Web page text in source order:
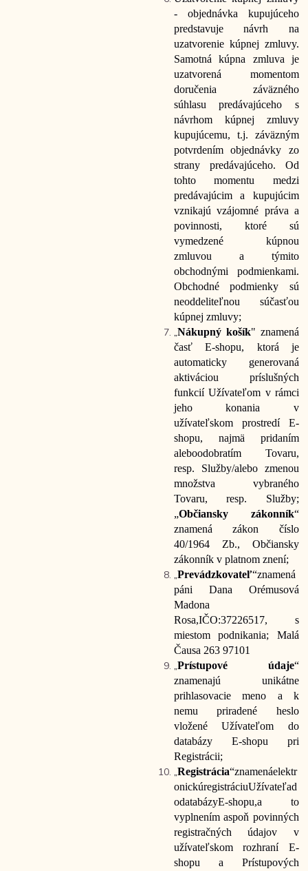
- objednávka kupujúceho
predstavuje návrh na
uzatvorenie kúpnej zmluvy.
Samotná kúpna zmluva je
uzatvorená momentom
doručenia záväzného
súhlasu predávajúceho s
návrhom kúpnej zmluvy
kupujúcemu, t.j. záväzným
potvrdením objednávky zo
strany predávajúceho. Od
tohto momentu medzi
predávajúcim a kupujúcim
vznikajú vzájomné práva a
povinnosti, ktoré sú
vymedzené kúpnou
zmluvou a týmito
obchodnými podmienkami.
Obchodné podmienky sú
neoddeliteľnou súčasťou
kúpnej zmluvy;
„Nákupný košík" znamená
časť E-shopu, ktorá je
automaticky generovaná
aktiváciou príslušných
funkcií Užívateľom v rámci
jeho konania v
užívateľskom prostredí E-
shopu, najmä pridaním
aleboodobratím Tovaru,
resp. Služby/alebo zmenou
množstva vybraného
Tovaru, resp. Služby;
„Občiansky zákonník“
znamená zákon číslo
40/1964 Zb., Občiansky
zákonník v platnom znení;
„Prevádzkovateľ“znamená
páni Dana Orémusová
Madona
Rosa,IČO:37226517, s
miestom podnikania; Malá
Čausa 263 97101
„Prístupové údaje“
znamenajú unikátne
prihlasovacie meno a k
nemu priradené heslo
vložené Užívateľom do
databázy E-shopu pri
Registrácii;
„Registrácia“znamenáelektr
onickúregistráciuUžívateľad
odatabázyE-shopu,a to
vyplnením aspoň povinných
registračných údajov v
užívateľskom rozhraní E-
shopu a Prístupových